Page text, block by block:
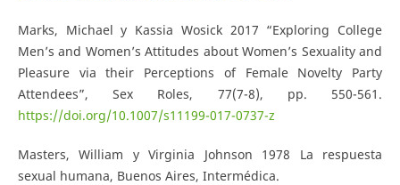
Marks, Michael y Kassia Wosick 2017 “Exploring College
Men’s and Women’s Attitudes about Women’s Sexuality and
Pleasure via their Perceptions of Female Novelty Party
Attendees”, Sex Roles, 77(7-8), pp. 550-561.
https://doi.org/10.1007/s11199-017-0737-z
Masters, William y Virginia Johnson 1978 La respuesta
sexual humana, Buenos Aires, Intermédica.